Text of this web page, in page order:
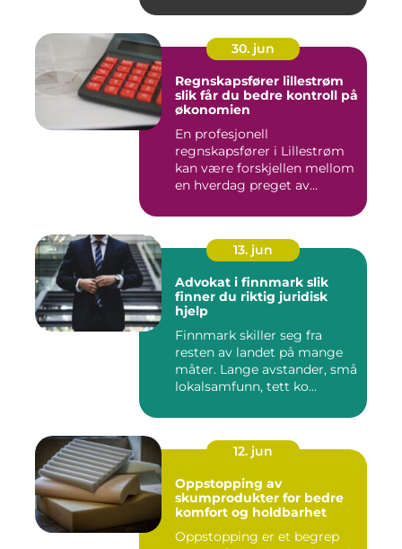
30. jun
Regnskapsfører lillestrøm
slik får du bedre kontroll på
økonomien
En profesjonell
regnskapsfører i Lillestrøm
kan være forskjellen mellom
en hverdag preget av
13. jun
Advokat i finnmark slik
finner du riktig juridisk
hjelp
Finnmark skiller seg fra
resten av landet på mange
måter. Lange avstander, små
lokalsamfunn, tett ko...
12. jun
Oppstopping av
skumprodukter for bedre
komfort og holdbarhet
Oppstopping er et begrep